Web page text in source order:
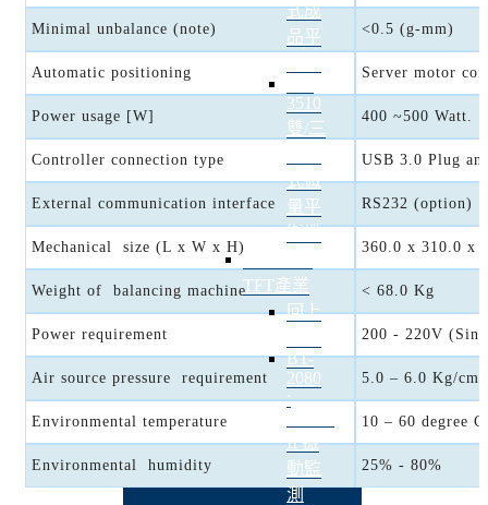
式成
品平
3510
雙/三
式微
量平
衡機
TFT產業
回上
BT-
2080
:
II 振
動監
測
Minimal unbalance (note) <0.5 (g-mm)
Automatic positioning Server motor
Power usage [W] 400 ~500 Watt.
Controller connection type USB 3.0 Plug
External communication interface RS232 (option)
Mechanical size (L x W x H) 360.0 x 310.0 x
Weight of balancing machine < 68.0 Kg
Power requirement 200 - 220V
Air source pressure requirement 5.0 – 6.0 Kg/
Environmental temperature 10 – 60 degree C
Environmental humidity 25% - 80%